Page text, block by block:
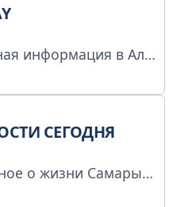
Самая актуальная информация в Алматы Присылайте информацию/фото/видео/аудио сюда: @almatytoday_info_bot По вопросам рекламы и сотрудничества: https://tapter.one/almaty.today
СЕГОДНЯ
Самое интересное о жизни Самары! Реклама в канале @Piar200 РКН лицензия https://knd.gov.ru/license?id=6798b714c7c2cc2b6e7a9265&registryType=bloggersPermission